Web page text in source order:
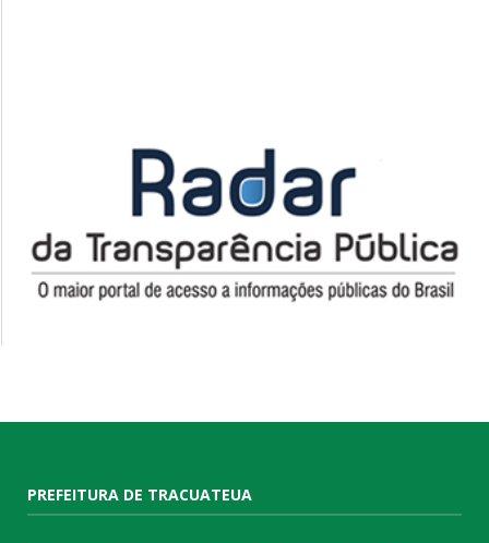
PREFEITURA DE TRACUATEUA